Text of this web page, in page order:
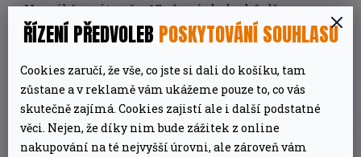
ŘÍZENÍ PŘEDVOLEB POSKYTOVÁNÍ SOUHLASU
Cookies zaručí, že vše, co jste si dali do košíku, tam
zůstane a v reklamě vám ukážeme pouze to, co vás
skutečně zajímá. Cookies zajistí ale i další podstatné
věci. Nejen, že díky nim bude zážitek z online
nakupování na té nejvyšší úrovni, ale zároveň vám
Na výběr máte až z 15 různých druhů dřeva.
Práci vám usnadnípodavač briket,
který
vám zajistístudený kouřpo dobu 20 minut, poté
ji nahradí briketa nová a spaliny jsou odsunuty
do odpadní misky s vodou.